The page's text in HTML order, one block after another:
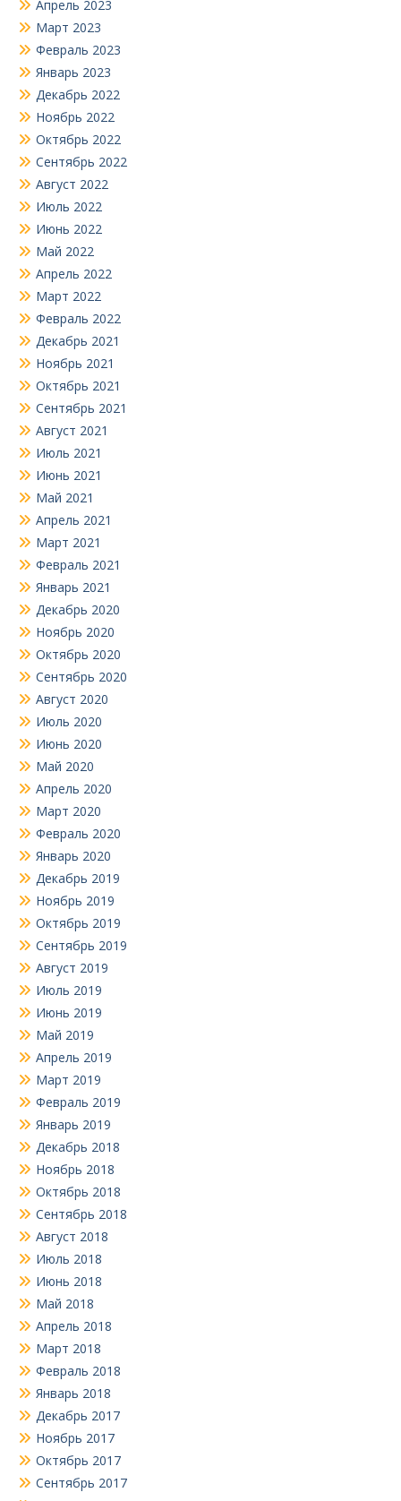
Апрель 2023
Март 2023
Февраль 2023
Январь 2023
Декабрь 2022
Ноябрь 2022
Октябрь 2022
Сентябрь 2022
Август 2022
Июль 2022
Июнь 2022
Май 2022
Апрель 2022
Март 2022
Февраль 2022
Декабрь 2021
Ноябрь 2021
Октябрь 2021
Сентябрь 2021
Август 2021
Июль 2021
Июнь 2021
Май 2021
Апрель 2021
Март 2021
Февраль 2021
Январь 2021
Декабрь 2020
Ноябрь 2020
Октябрь 2020
Сентябрь 2020
Август 2020
Июль 2020
Июнь 2020
Май 2020
Апрель 2020
Март 2020
Февраль 2020
Январь 2020
Декабрь 2019
Ноябрь 2019
Октябрь 2019
Сентябрь 2019
Август 2019
Июль 2019
Июнь 2019
Май 2019
Апрель 2019
Март 2019
Февраль 2019
Январь 2019
Декабрь 2018
Ноябрь 2018
Октябрь 2018
Сентябрь 2018
Август 2018
Июль 2018
Июнь 2018
Май 2018
Апрель 2018
Март 2018
Февраль 2018
Январь 2018
Декабрь 2017
Ноябрь 2017
Октябрь 2017
Сентябрь 2017